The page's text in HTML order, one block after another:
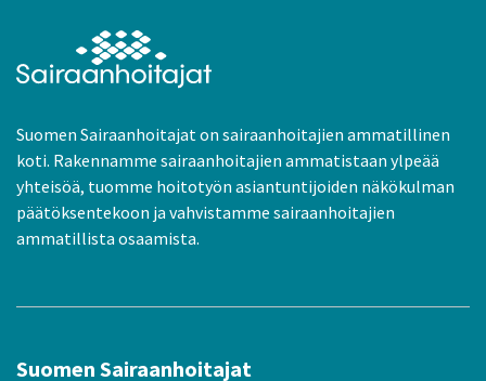
Suomen Sairaanhoitajat on sairaanhoitajien ammatillinen
koti. Rakennamme sairaanhoitajien ammatistaan ylpeää
yhteisöä, tuomme hoitotyön asiantuntijoiden näkökulman
päätöksentekoon ja vahvistamme sairaanhoitajien
ammatillista osaamista.
Suomen Sairaanhoitajat